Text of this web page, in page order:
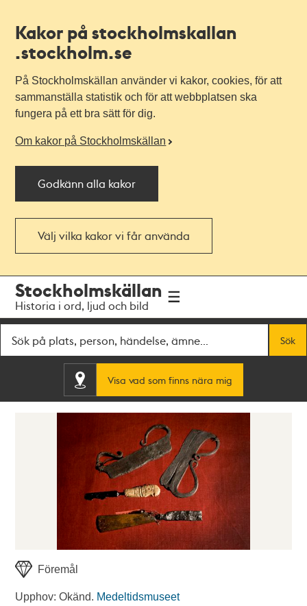
Kakor på stockholmskallan
.stockholm.se
På Stockholmskällan använder vi kakor, cookies, för att
sammanställa statistik och för att webbplatsen ska
fungera på ett bra sätt för dig.
Om kakor på Stockholmskällan
Godkänn alla kakor
Välj vilka kakor vi får använda
navigationen
huvudinnehållet
Stockholmskällan
Historia i ord, ljud och bild
Sök
Visa vad som finns nära mig
Föremål
Upphov: Okänd. Medeltidsmuseet